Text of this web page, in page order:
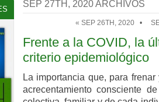
SEP 27TH, 2020 ARCHIVOS
« SEP 26TH, 2020 •
Frente a la COVID, la
criterio epidemiológico
La importancia que, para
acrecentamiento consciente